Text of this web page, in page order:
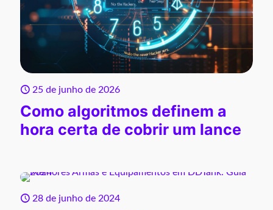
25 de junho de 2026
Como algoritmos definem a
hora certa de cobrir um lance
28 de junho de 2024